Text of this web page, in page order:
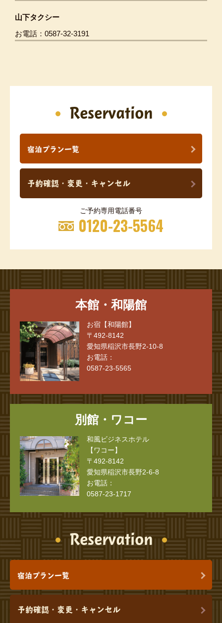
山下タクシー
お電話：0587-32-3191
Reservation
宿泊プラン一覧
予約確認・変更・キャンセル
ご予約専用電話番号
0120-23-5564
本館・和陽館
お宿【和陽館】
〒492-8142
愛知県稲沢市長野2-10-8
お電話：
0587-23-5565
別館・ワコー
和風ビジネスホテル
【ワコー】
〒492-8142
愛知県稲沢市長野2-6-8
お電話：
0587-23-1717
Reservation
宿泊プラン一覧
予約確認・変更・キャンセル